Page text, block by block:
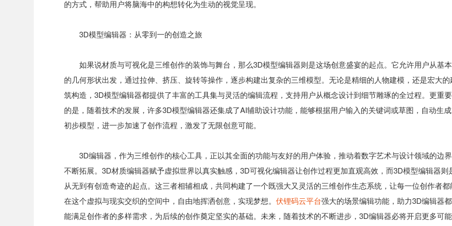
的方式，帮助用户将脑海中的构想转化为生动的视觉呈现。
3D模型编辑器：从零到一的创造之旅
如果说材质与可视化是三维创作的装饰与舞台，那么3D模型编辑器则是这场创意盛宴的起点。它允许用户从基本
的几何形状出发，通过拉伸、挤压、旋转等操作，逐步构建出复杂的三维模型。无论是精细的人物建模，还是宏大的
筑构造，3D模型编辑器都提供了丰富的工具集与灵活的编辑流程，支持用户从概念设计到细节雕琢的全过程。更重要
的是，随着技术的发展，许多3D模型编辑器还集成了AI辅助设计功能，能够根据用户输入的关键词或草图，自动生成
初步模型，进一步加速了创作流程，激发了无限创意可能。
3D编辑器，作为三维创作的核心工具，正以其全面的功能与友好的用户体验，推动着数字艺术与设计领域的边界
不断拓展。3D材质编辑器赋予虚拟世界以真实触感，3D可视化编辑器让创作过程更加直观高效，而3D模型编辑器则
从无到有创造奇迹的起点。这三者相辅相成，共同构建了一个既强大又灵活的三维创作生态系统，让每一位创作者都
在这个虚拟与现实交织的空间中，自由地挥洒创意，实现梦想。伏锂码云平台强大的场景编辑功能，助力3D编辑器都
能满足创作者的多样需求，为后续的创作奠定坚实的基础。未来，随着技术的不断进步，3D编辑器必将开启更多可能